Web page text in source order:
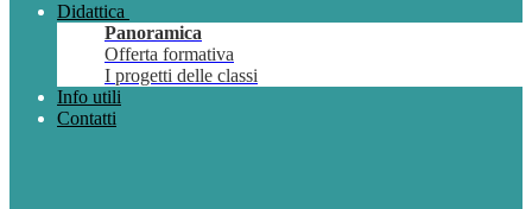
Didattica
Panoramica
Offerta formativa
I progetti delle classi
Info utili
Contatti